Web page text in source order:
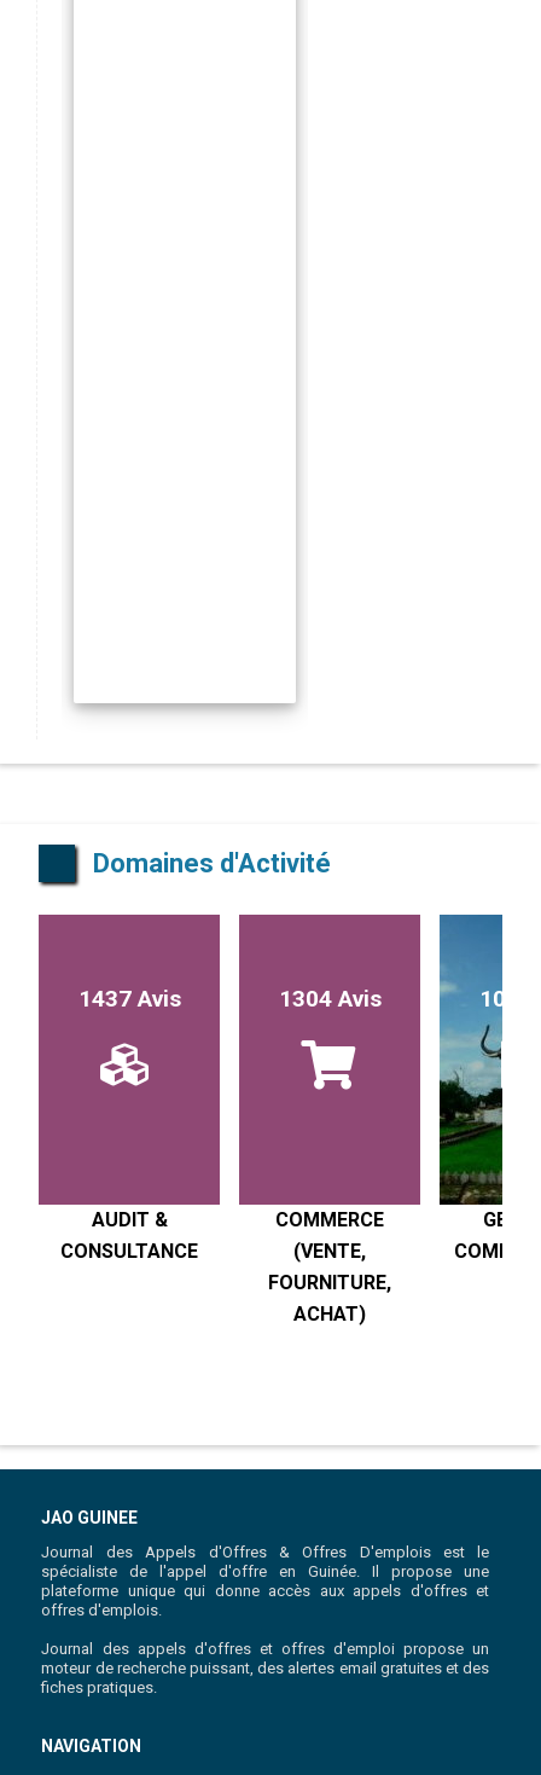
Domaines d'Activité
1437 Avis
AUDIT &
CONSULTANCE
1304 Avis
COMMERCE
(VENTE,
FOURNITURE,
ACHAT)
1017
JAO GUINEE
Journal des Appels d'Offres & Offres D'emplois est le
spécialiste de l'appel d'offre en Guinée. Il propose une
plateforme unique qui donne accès aux appels d'offres et
offres d'emplois.
Journal des appels d'offres et offres d'emploi propose un
moteur de recherche puissant, des alertes email gratuites et des
fiches pratiques.
NAVIGATION